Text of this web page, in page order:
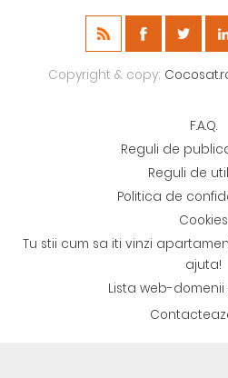
Copyright & copy;
F.A.Q.
Reguli de
Reguli de
Politica de
Cookies
Tu stii cum sa iti vinzi
ajuta!
Lista web-